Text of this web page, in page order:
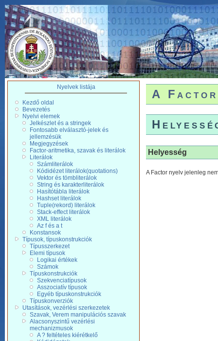
Nyelvek listája
Kezdő oldal
Bevezetés
Nyelvi elemek
Jelkészlet és a stringek
Fontosabb elválasztó-jelek és
jellemzésük
Megjegyzések
Factor-aritmetika, szavak és literálok
Literálok
Számliterálok
Kódidézet literálok(quotations)
Vektor és tömbliterálok
String és karakterliterálok
Hasítótábla literálok
Hashset literálok
Tuple(rekord) literálok
Stack-effect literálok
XML literálok
Az f és a t
Konstansok
Típusok, típuskonstrukciók
Típusszerkezet
Elemi típusok
Logikai értékek
Számok
Típuskonstrukciók
Szekvenciatípusok
Asszociatív típusok
Egyéb típuskonstrukciók
Típuskonverziók
Utasítások, vezérlési szerkezetek
Szavak, Verem manipulációs szavak
Alacsonyszintű vezérlési
mechanizmusok
A ? feltételes kiérétkelő
A
Helyesség
A Factor nyelv jelenleg